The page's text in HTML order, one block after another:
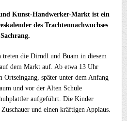
Kunst-Handwerker-Markt ist ein
des Trachtennachwuchses
treten die Dirndl und Buam in diesem
auf dem Markt auf. Ab etwa 13 Uhr
Ortseingang, später unter dem Anfang
und vor der Alten Schule
aufgeführt. Die Kinder
und einen kräftigen Applaus.